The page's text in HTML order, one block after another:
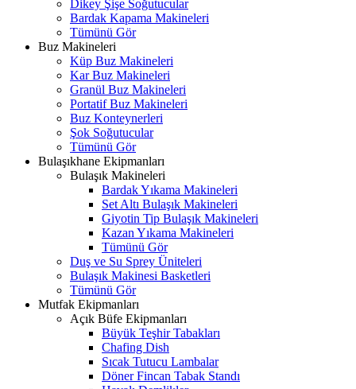
Dikey Şişe Soğutucular
Bardak Kapama Makineleri
Tümünü Gör
Buz Makineleri
Küp Buz Makineleri
Kar Buz Makineleri
Granül Buz Makineleri
Portatif Buz Makineleri
Buz Konteynerleri
Şok Soğutucular
Tümünü Gör
Bulaşıkhane Ekipmanları
Bulaşık Makineleri
Bardak Yıkama Makineleri
Set Altı Bulaşık Makineleri
Giyotin Tip Bulaşık Makineleri
Kazan Yıkama Makineleri
Tümünü Gör
Duş ve Su Sprey Üniteleri
Bulaşık Makinesi Basketleri
Tümünü Gör
Mutfak Ekipmanları
Açık Büfe Ekipmanları
Büyük Teşhir Tabakları
Chafing Dish
Sıcak Tutucu Lambalar
Döner Fincan Tabak Standı